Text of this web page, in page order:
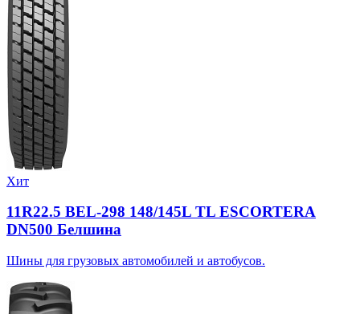
Хит
11R22.5 BEL-298 148/145L TL ESCORTERA
DN500 Белшина
Шины для грузовых автомобилей и автобусов.